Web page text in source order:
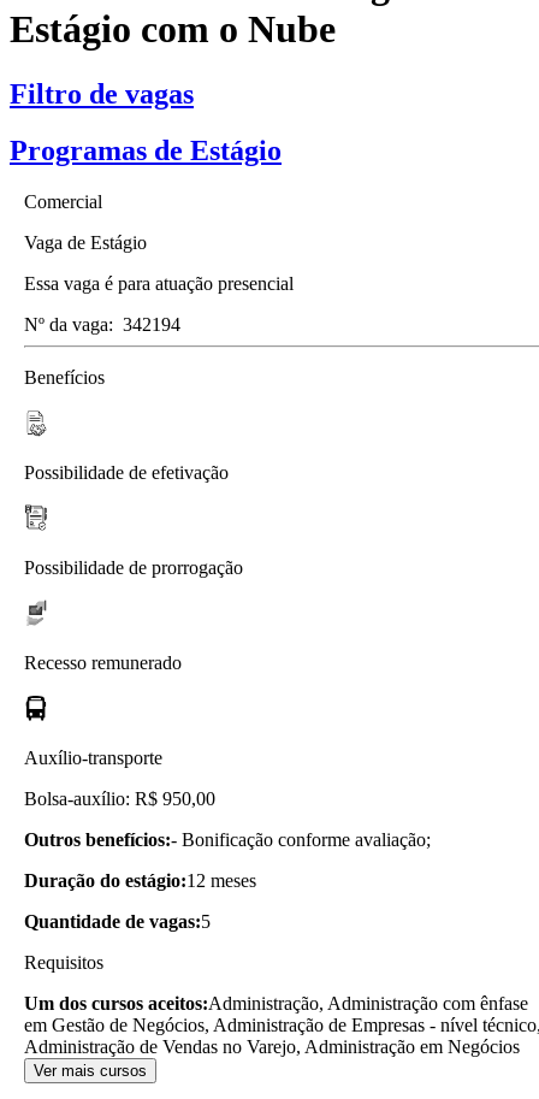
Estágio com o Nube
Filtro de vagas
Programas de Estágio
Comercial
Vaga de Estágio
Essa vaga é para atuação presencial
Nº da vaga: 342194
Benefícios
Possibilidade de efetivação
Possibilidade de prorrogação
Recesso remunerado
Auxílio-transporte
Bolsa-auxílio: R$ 950,00
Outros benefícios:- Bonificação conforme avaliação;
Duração do estágio:12 meses
Quantidade de vagas:5
Requisitos
Um dos cursos aceitos:Administração, Administração com ênfase
em Gestão de Negócios, Administração de Empresas - nível
Administração de Vendas no Varejo, Administração em Negócios
Ver mais cursos